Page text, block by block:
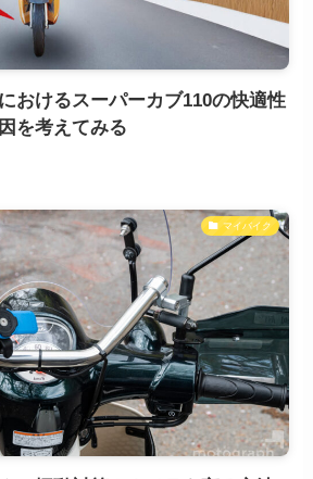
おけるスーパーカブ110の快適性
を考えてみる
マイバイク